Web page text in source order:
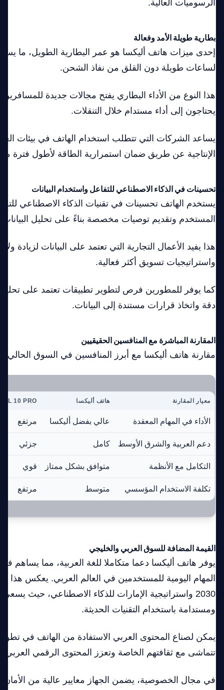
الرسوميات العالية.
بطارية طويلة الأمد وفعالة
إحدى ميزات هاتف أليكسا هو عمر البطارية الطويل، ما
لساعات طويلة دون القلق من نفاذ الشحن.
هذا النوع من الأداء البطاري يفتح مجالات جديدة للمسافرين
يحتاجون إلى أداء مستدام خلال التنقلات.
يساعد الشركات التي تتطلب استخدام الهاتف في بيئات
الإنتاجية عن طريق ضمان استمرارية الطاقة لأطول فترة
تحسينات في الذكاء الاصطناعي للتفاعل واستخدام البيانات
يستخدم الهاتف تحسينات في تقنيات الذكاء الاصطناعي
المستخدم وتقديم توصيات مخصصة بناءً على تحليل البيانات.
هذا يفيد الأعمال التجارية التي تعتمد على البيانات لزيادة
واستراتيجيات تسويق أكثر فعالية.
كما يوفر للمطورين فرص لتطوير تطبيقات تعتمد على تحليل
دقة واتخاذ قرارات مستندة إلى البيانات.
المقارنة المباشرة مع المنافسين الحقيقيين
مقارنة هاتف أليكسا مع أبرز المنافسين في السوق الحالي:
معيار المقارنة هاتف أليكسا 10 PRO
الأداء في المهام المعقدة عالي بفضل أليكسا مرتفع
دعم العربية والشرق الأوسط كامل جزئي
التكامل مع الأنظمة متوافق بشكل ممتاز قوي
تكلفة الاستخدام المؤسسي متوسط مرتفع
القيمة المضافة للسوق العربي والخليجي
يوفر هاتف أليكسا دعما متكاملا للغة العربية، مما يساهم
المهام اليومية للمستخدمين في العالم العربي. يعكس هذا
2030 واستراتيجية الإمارات للذكاء الاصطناعي، حيث
ومستدامة باستخدام التقنيات الحديثة.
يمكن لصناع المحتوى العربي الاستفادة من الهاتف في
تتماشى مع ثقافتهم الخاصة وتعزز المحتوى الرقمي العربي.
في مجال الخصوصية، يضمن الجهاز معايير عالية من الأمان